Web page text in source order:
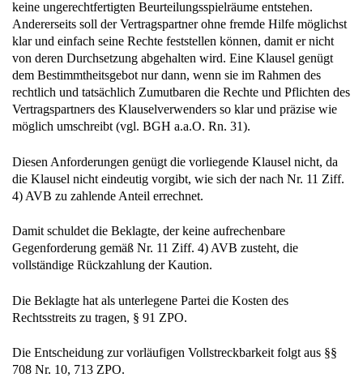
keine ungerechtfertigten Beurteilungsspielräume entstehen.
Andererseits soll der Vertragspartner ohne fremde Hilfe möglichst
klar und einfach seine Rechte feststellen können, damit er nicht
von deren Durchsetzung abgehalten wird. Eine Klausel genügt
dem Bestimmtheitsgebot nur dann, wenn sie im Rahmen des
rechtlich und tatsächlich Zumutbaren die Rechte und Pflichten des
Vertragspartners des Klauselverwenders so klar und präzise wie
möglich umschreibt (vgl. BGH a.a.O. Rn. 31).
Diesen Anforderungen genügt die vorliegende Klausel nicht, da
die Klausel nicht eindeutig vorgibt, wie sich der nach Nr. 11 Ziff.
4) AVB zu zahlende Anteil errechnet.
Damit schuldet die Beklagte, der keine aufrechenbare
Gegenforderung gemäß Nr. 11 Ziff. 4) AVB zusteht, die
vollständige Rückzahlung der Kaution.
Die Beklagte hat als unterlegene Partei die Kosten des
Rechtsstreits zu tragen, § 91 ZPO.
Die Entscheidung zur vorläufigen Vollstreckbarkeit folgt aus §§
708 Nr. 10, 713 ZPO.